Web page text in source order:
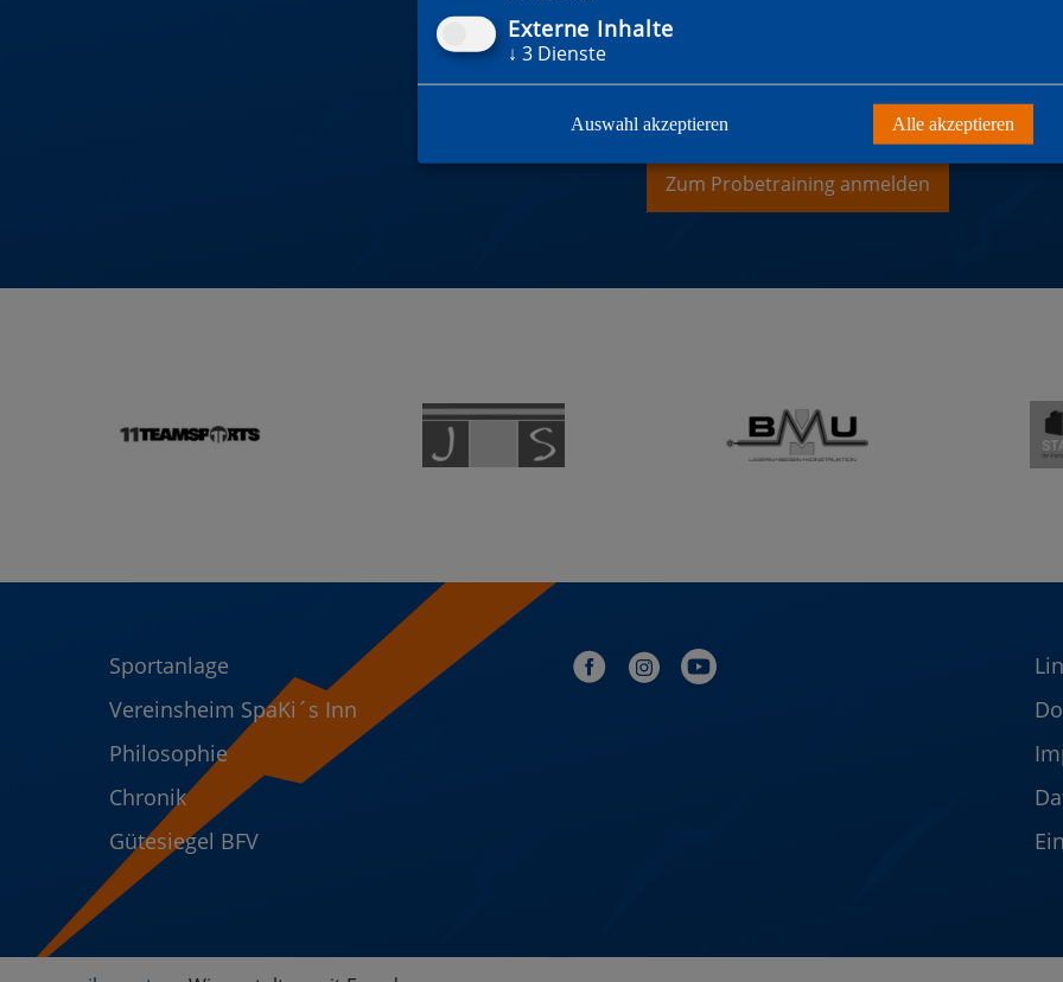
DU WILLST MITGLIED
Zum Probetraining anmelden
Sportanlage
Vereinsheim SpaKi´s Inn
Philosophie
Chronik
Gütesiegel BFV
Externe Inhalte
↓ 3 Dienste
Auswahl akzeptieren Alle akzeptieren